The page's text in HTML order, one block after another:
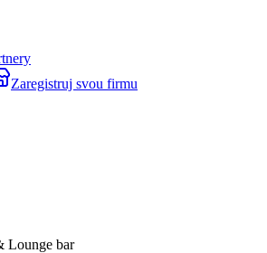
Zaregistruj svou firmu
Lounge bar